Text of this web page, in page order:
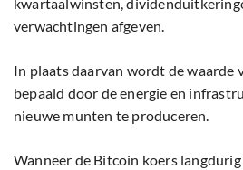
verwachtingen afgeven.
In plaats daarvan wordt de waarde
bepaald door de energie en
nieuwe munten te produceren.
Wanneer de Bitcoin koers